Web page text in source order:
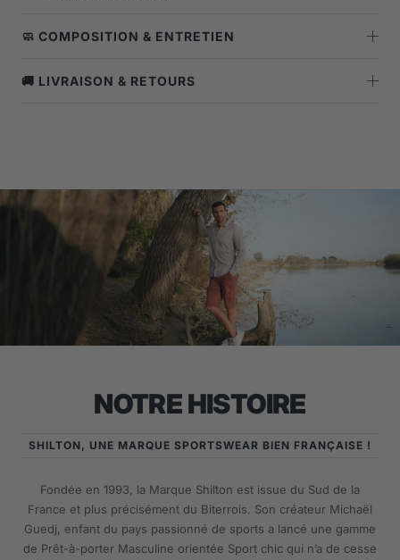
🧼 COMPOSITION & ENTRETIEN
🚚 LIVRAISON & RETOURS
NOTRE HISTOIRE
SHILTON, UNE MARQUE SPORTSWEAR BIEN FRANÇAISE !
Fondée en 1993, la Marque Shilton est issue du Sud de la
France et plus précisément du Biterrois. Son créateur Michaël
Guedj, enfant du pays passionné de sports a lancé une gamme
de Prêt-à-porter Masculine orientée Sport chic qui n’a de cesse